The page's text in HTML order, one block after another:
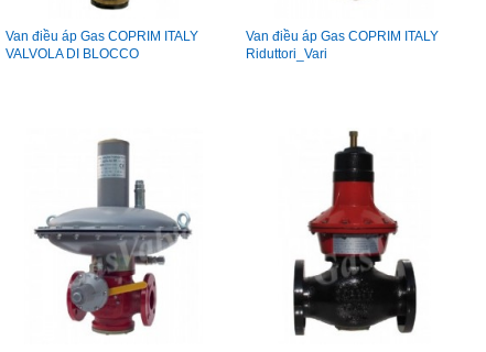
Van điều áp Gas COPRIM ITALY
VALVOLA DI BLOCCO
Van điều áp Gas COPRIM ITALY
Riduttori_Vari